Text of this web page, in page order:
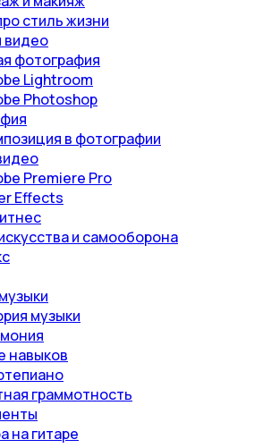
стиль жизни
видео
фотография
Lightroom
Photoshop
в фотографии
Premiere Pro
Effects
и самооборона
музыки
навыков
граммотность
на гитаре